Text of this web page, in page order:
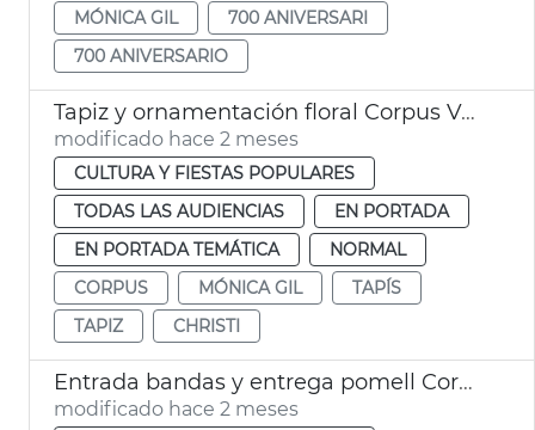
MÓNICA GIL
700 ANIVERSARI
700 ANIVERSARIO
Tapiz y ornamentación floral Corpus València
modificado hace 2 meses
CULTURA Y FIESTAS POPULARES
TODAS LAS AUDIENCIAS
EN PORTADA
EN PORTADA TEMÁTICA
NORMAL
CORPUS
MÓNICA GIL
TAPÍS
TAPIZ
CHRISTI
Entrada bandas y entrega pomell Corpus València
modificado hace 2 meses